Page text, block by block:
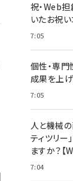
祝・Web
いたお祝い
7:05
個性・専門
成果を上
7:05
人と機械
ティツリー
ますか？
7:04